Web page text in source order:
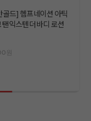
드] 헴프네이션 아틱
익스텐더 바디 로션
원